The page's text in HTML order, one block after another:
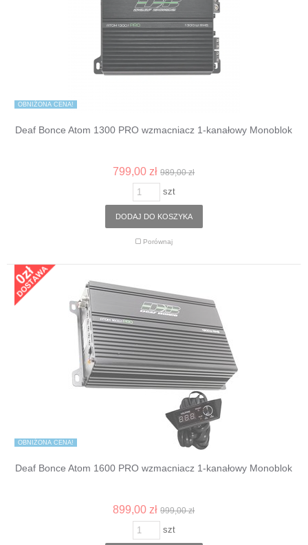
Deaf Bonce Atom 1300 PRO wzmacniacz 1-kanałowy Monoblok
799,00 zł 989,00 zł
OBNIŻONA CENA!
szt
DODAJ DO KOSZYKA
Porównaj
Deaf Bonce Atom 1600 PRO wzmacniacz 1-kanałowy Monoblok
899,00 zł 999,00 zł
OBNIŻONA CENA!
szt